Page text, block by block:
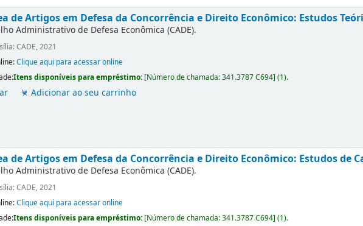
de Artigos em Defesa da Concorrência e Direito Econômico: Estudos
Administrativo de Defesa Econômica (CADE).
CADE, 2021
Clique aqui para acessar online
Itens disponíveis para empréstimo: [Número de chamada:341.3787 C694](1).
Adicionar ao seu carrinho
de Artigos em Defesa da Concorrência e Direito Econômico: Estudos de
Administrativo de Defesa Econômica (CADE).
CADE, 2021
Clique aqui para acessar online
Itens disponíveis para empréstimo: [Número de chamada:341.3787 C694](1).